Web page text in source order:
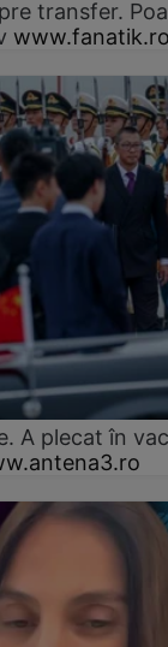
transfer.
A plecat în